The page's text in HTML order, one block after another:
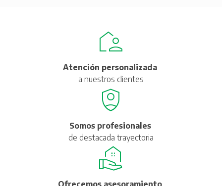
Atención personalizada
a nuestros clientes
Somos profesionales
de destacada trayectoria